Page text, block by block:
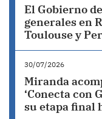
El Gobierno
generales en
Toulouse y
30/07/2026
Miranda
‘Conecta con
su etapa final